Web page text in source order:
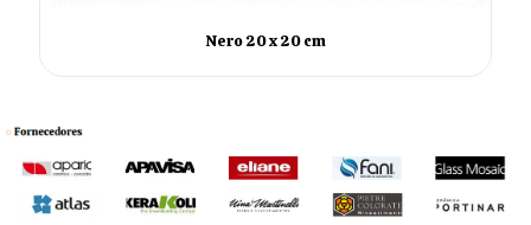
Nero 20 x 20 cm